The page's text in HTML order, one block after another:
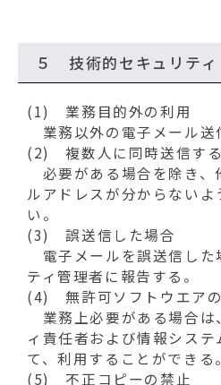
５ 技術的セキュリティ
(1) 業務目的外の利用
業務以外の電子メール送
(2) 複数人に同時送信す
必要がある場合を除き、
ルアドレスが分からない
い。
(3) 誤送信した場合
電子メールを誤送信した
ティ管理者に報告する。
(4) 無許可ソフトウエア
業務上必要がある場合は
ィ責任者および情報シス
て、利用することができる。
(5) 不正コピーの禁止